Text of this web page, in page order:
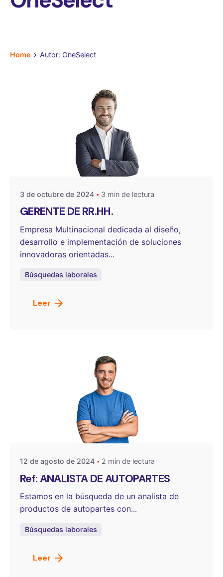
Home Autor: OneSelect
Publicado por
OneSelect
3 de octubre de 2024 3 min de lectura
GERENTE DE RR.HH.
Empresa Multinacional dedicada al diseño,
desarrollo e implementación de soluciones
innovadoras orientadas...
Búsquedas laborales
Leer
Publicado por
OneSelect
12 de agosto de 2024 2 min de lectura
Ref: ANALISTA DE AUTOPARTES
Estamos en la búsqueda de un analista de
productos de autopartes con...
Búsquedas laborales
Leer